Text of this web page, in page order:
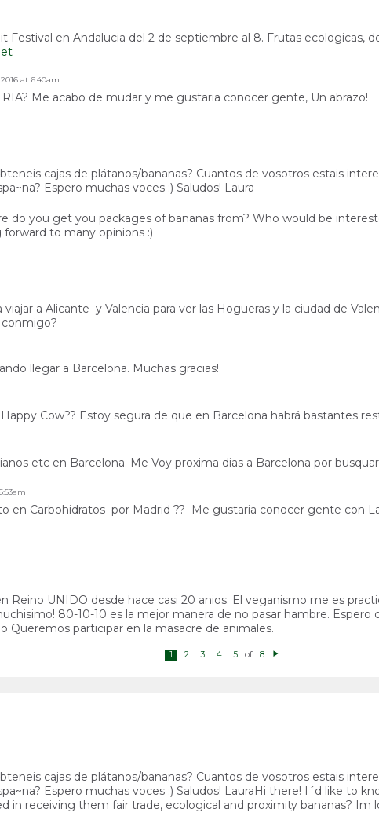
Festival en Andalucia del 2 de septiembre al 8. Frutas ecologicas,
at 6:40am
Me acabo de mudar y me gustaria conocer gente, Un abrazo!
cajas de plátanos/bananas? Cuantos de vosotros estais
Espero muchas voces :) Saludos! Laura
do you get you packages of bananas from? Who would be
to many opinions :)
viajar a Alicante y Valencia para ver las Hogueras y la ciudad de
conmigo?
llegar a Barcelona. Muchas gracias!
Cow?? Estoy segura de que en Barcelona habrá bastantes
etc en Barcelona. Me Voy proxima dias a Barcelona por
en Carbohidratos por Madrid ??
Me gustaria conocer gente con
Reino UNIDO desde hace casi 20 anios. El veganismo me es
80-10-10 es la mejor manera de no pasar hambre. Espero
Queremos participar en la masacre de animales.
1 2 3 4 5 of 8
cajas de plátanos/bananas? Cuantos de vosotros estais
Espero muchas voces :) Saludos! LauraHi there! I´d like to
in receiving them fair trade, ecological and proximity bananas? Im